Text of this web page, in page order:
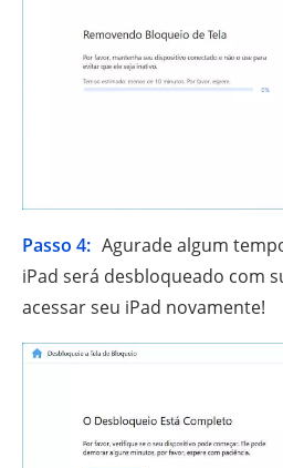
Passo 4: Agurade algum
iPad será desbloqueado com
acessar seu iPad novamente!